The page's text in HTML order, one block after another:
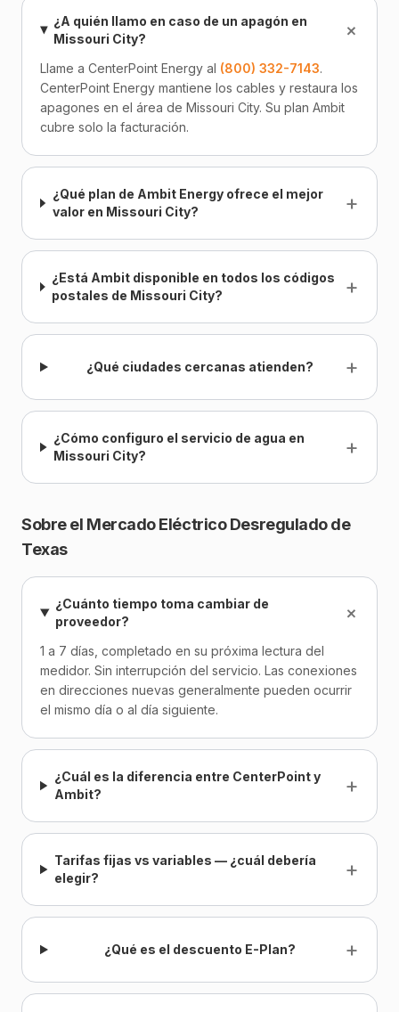
¿A quién llamo en caso de un apagón en
Missouri City?
+
Llame a CenterPoint Energy al (800) 332-7143.
CenterPoint Energy mantiene los cables y restaura los
apagones en el área de Missouri City. Su plan Ambit
cubre solo la facturación.
¿Qué plan de Ambit Energy ofrece el mejor
valor en Missouri City?
+
¿Está Ambit disponible en todos los códigos
postales de Missouri City?
+
¿Qué ciudades cercanas atienden? +
¿Cómo configuro el servicio de agua en
Missouri City?
+
Sobre el Mercado Eléctrico Desregulado de
Texas
¿Cuánto tiempo toma cambiar de
proveedor?
+
1 a 7 días, completado en su próxima lectura del
medidor. Sin interrupción del servicio. Las conexiones
en direcciones nuevas generalmente pueden ocurrir
el mismo día o al día siguiente.
¿Cuál es la diferencia entre CenterPoint y
Ambit?
+
Tarifas fijas vs variables — ¿cuál debería
elegir?
+
¿Qué es el descuento E-Plan? +